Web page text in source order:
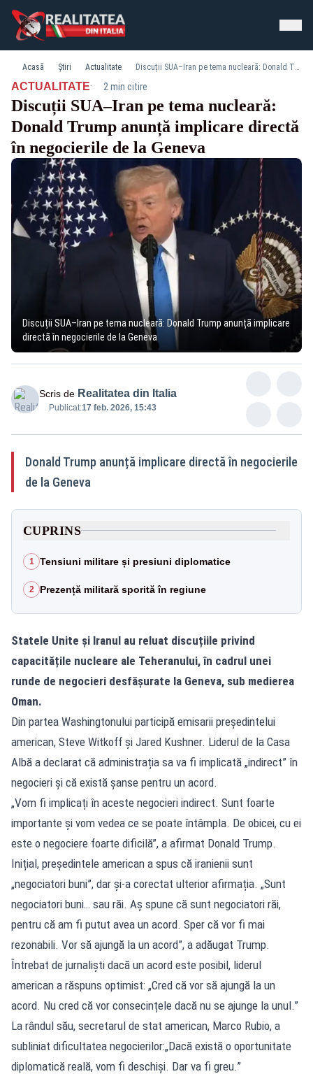
Acasă Știri Actualitate Discuții SUA–Iran pe tema nucleară: Donald Trump anunță implicare directă în negocierile de la Geneva
ACTUALITATE· 2 min citire
Discuții SUA–Iran pe tema nucleară:
Donald Trump anunță implicare directă
în negocierile de la Geneva
Discuții SUA–Iran pe tema nucleară: Donald Trump anunță implicare
directă în negocierile de la Geneva
Scris de Realitatea din Italia
Publicat:17 feb. 2026, 15:43
Donald Trump anunță implicare directă în negocierile
de la Geneva
CUPRINS
1 Tensiuni militare și presiuni diplomatice
2 Prezență militară sporită în regiune
Statele Unite și Iranul au reluat discuțiile privind
capacitățile nucleare ale Teheranului, în cadrul unei
runde de negocieri desfășurate la Geneva, sub medierea
Oman.
Din partea Washingtonului participă emisarii președintelui
american, Steve Witkoff și Jared Kushner. Liderul de la Casa
Albă a declarat că administrația sa va fi implicată „indirect” în
negocieri și că există șanse pentru un acord.
„Vom fi implicați în aceste negocieri indirect. Sunt foarte
importante și vom vedea ce se poate întâmpla. De obicei, cu ei
este o negociere foarte dificilă”, a afirmat Donald Trump.
Inițial, președintele american a spus că iranienii sunt
„negociatori buni”, dar și-a corectat ulterior afirmația. „Sunt
negociatori buni… sau răi. Aș spune că sunt negociatori răi,
pentru că am fi putut avea un acord. Sper că vor fi mai
rezonabili. Vor să ajungă la un acord”, a adăugat Trump.
Întrebat de jurnaliști dacă un acord este posibil, liderul
american a răspuns optimist: „Cred că vor să ajungă la un
acord. Nu cred că vor consecințele dacă nu se ajunge la unul.”
La rândul său, secretarul de stat american, Marco Rubio, a
subliniat dificultatea negocierilor:„Dacă există o oportunitate
diplomatică reală, vom fi deschiși. Dar va fi greu.”